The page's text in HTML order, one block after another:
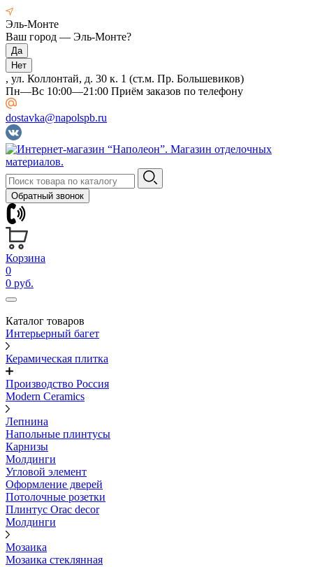
Эль-Монте
Ваш город — Эль-Монте?
, ул. Коллонтай, д. 30 к. 1 (ст.м. Пр. Большевиков)
Пн—Вс 10:00—21:00 Приём заказов по телефону
dostavka@napolspb.ru
Обратный звонок
Корзина
0
0 руб.
Каталог товаров
Интерьерный багет
Керамическая плитка
Производство Россия
Modern Ceramics
Лепнина
Напольные плинтусы
Карнизы
Молдинги
Угловой элемент
Оформление дверей
Потолочные розетки
Плинтус Orac decor
Молдинги
Мозаика
Мозаика стеклянная